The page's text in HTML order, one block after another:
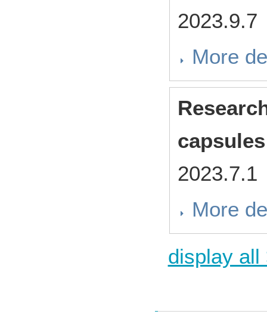
2023.9.7
More
2023.7.1
More
display all